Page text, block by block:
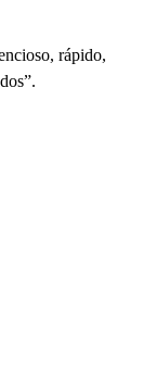
rápido,